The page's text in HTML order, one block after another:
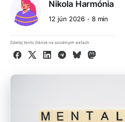
Nikola Harmónia
12 jún 2026 8 min
Zdieľaj tento článok na sociálnych sieťach
Facebook
X LinkedInTelegram
BlueskyMastodon